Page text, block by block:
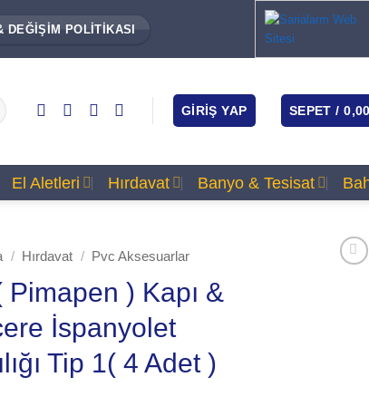
DEĞİŞİM POLİTİKASI
GIRIŞ YAP SEPET /0,00
El Aletleri Hırdavat Banyo & Tesisat
/ Hırdavat / Pvc Aksesuarlar
Pimapen ) Kapı &
İspanyolet
Tip 1( 4 Adet )